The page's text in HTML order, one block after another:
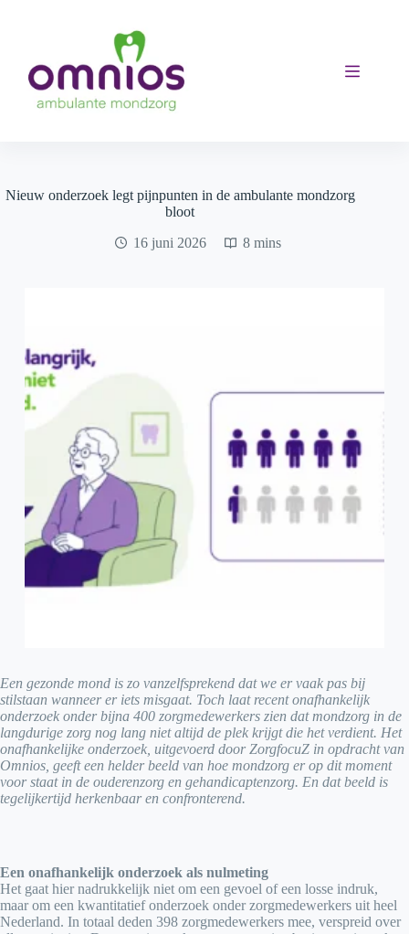
Nieuw onderzoek legt pijnpunten in de ambulante mondzorg
bloot
16 juni 2026
8 mins
Een gezonde mond is zo vanzelfsprekend dat we er vaak pas bij
stilstaan wanneer er iets misgaat. Toch laat recent onafhankelijk
onderzoek onder bijna 400 zorgmedewerkers zien dat mondzorg in de
langdurige zorg nog lang niet altijd de plek krijgt die het verdient. Het
onafhankelijke onderzoek, uitgevoerd door ZorgfocuZ in opdracht van
Omnios, geeft een helder beeld van hoe mondzorg er op dit moment
voor staat in de ouderenzorg en gehandicaptenzorg. En dat beeld is
tegelijkertijd herkenbaar en confronterend.
Een onafhankelijk onderzoek als nulmeting
Het gaat hier nadrukkelijk niet om een gevoel of een losse indruk,
maar om een kwantitatief onderzoek onder zorgmedewerkers uit heel
Nederland. In totaal deden 398 zorgmedewerkers mee, verspreid over